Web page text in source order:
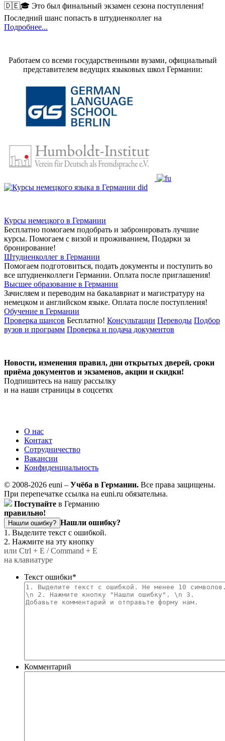
🇩🇪🎓 Это был финальный экзамен сезона поступления!
Последний шанс попасть в штудиенколлег на
Подробнее...
Работаем со всеми государственными вузами, официальный
представителем ведущих языковых школ Германии:
Курсы немецкого в Германии
Бесплатно помогаем подобрать и забронировать лучшие
курсы. Помогаем с визой и проживанием, Подарки за
бронирование!
Штудиенколлег в Германии
Помогаем подготовиться, подать документы и поступить во
все штудиенколлеги Германии. Оплата после приглашения!
Высшее образование в Германии
Зачисляем и переводим на бакалавриат и магистратуру на
немецком и английском языке. Оплата после поступления!
Обучение в Германии
Проверка шансов Бесплатно! Консультации Переводы Подбор
вузов и программ Проверка и подача документов
Новости, изменения правил, дни открытых дверей, сроки
приёма документов и экзаменов, акции и скидки!
Подпишитесь на нашу рассылку
и на наши страницы в соцсетях
О нас
Контакт
Сотрудничество
Вакансии
Конфиденциальность
© 2008-2026 euni – Учёба в Германии. Все права защищены.
При перепечатке ссылка на euni.ru обязательна.
Поступайте в Германию
правильно!
Нашли ошибку? Нашли ошибку?
1. Выделите текст с ошибкой.
2. Нажмите на эту кнопку
или Ctrl + E / Command + E
на клавиатуре
Текст ошибки*
Комментарий